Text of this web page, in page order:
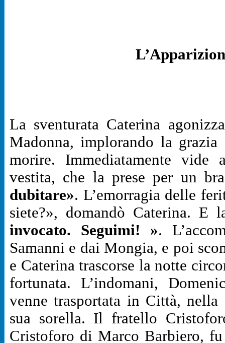
La sventurata Caterina
Madonna, implorando la
morire. Immediatamente vide
vestita, che la prese per un
dubitare». L’emorragia delle
siete?», domandò Caterina. E
invocato. Seguimi! ».
Samanni e dai Mongia, e poi
e Caterina trascorse la notte
fortunata. L’indomani,
venne trasportata in Città,
sua sorella. Il fratello
Cristoforo di Marco Barbiero,